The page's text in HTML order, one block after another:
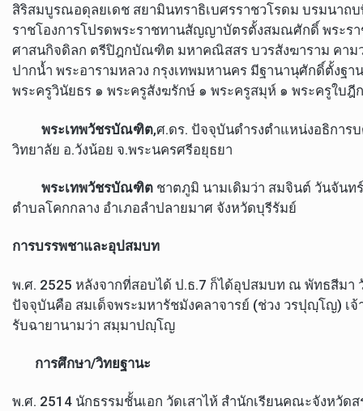
สิริสมบูรณอดุลยเดช สยามินทราธิเบศรราชวโรดม บรมนาถบ
ราชโองการโปรดพระราชทานสัญญาบัตรตั้งสมณศักดิ์ พระร
ศาสนกิจดิลก ตรีปิฎกบัณฑิต มหาคณิสสร บวรสังฆาราม คาม
ปากน้ำ พระอารามหลวง กรุงเทพมหานคร มีฐานานุศักดิ์ตั้งฐ
พระครูวินัยธร ๑ พระครูสังฆรักษ์ ๑ พระครูสมุห์ ๑ พระครูใบฎี
พระเทพวัชรบัณฑิต,ศ.ดร. ปัจจุบันดำรงตำแหน่งอธิกา
วิทยาลัย อ.วังน้อย จ.พระนครศรีอยุธยา
พระเทพวัชรบัณฑิต ชาตภูมิ นามเดิมว่า สมจินต์ วันจันท
ตำบลโคกกลาง อำเภอลำปลายมาศ จังหวัดบุรีรัมย์
การบรรพชาและอุปสมบท
พ.ศ. 2525 หลังจากที่สอบได้ ป.ธ.7 ก็ได้อุปสมบท ณ พัทธสีมา
ปัจจุบันคือ สมเด็จพระมหารัชมังคลาจารย์ (ช่วง วรปุญฺโญ) เ
รับฉายานามว่า สมฺมาปญฺโญ
การศึกษา/วิทยฐานะ
พ.ศ. 2514 นักธรรมชั้นเอก วัดเสาไห้ สำนักเรียนคณะจังหวัดส